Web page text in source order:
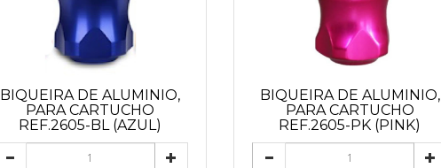
BIQUEIRA DE ALUMINIO,
PARA CARTUCHO
REF.2605-BL (AZUL)
BIQUEIRA DE ALUMINIO,
PARA CARTUCHO
REF.2605-PK (PINK)